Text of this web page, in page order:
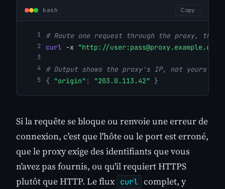
bash Copy
# Route one request through the proxy,
curl -x "http://user: pass@proxy.example.com
# Output shows the proxy's IP, not yours
{
"origin" : "203.0.113.42" }
Si la requête se bloque ou renvoie une erreur de
connexion, c'est que l'hôte ou le port est erroné,
que le proxy exige des identifiants que vous
n'avez pas fournis, ou qu'il requiert HTTPS
plutôt que HTTP. Le flux curl complet, y